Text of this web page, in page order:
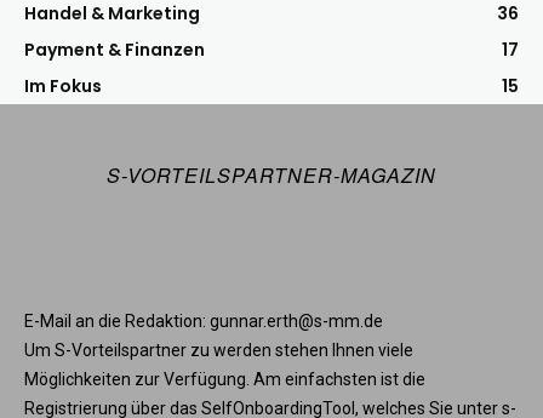
Handel & Marketing
36
Payment & Finanzen
17
Im Fokus
15
S-VORTEILSPARTNER-MAGAZIN
E-Mail an die Redaktion: gunnar.erth@s-mm.de
Um S-Vorteilspartner zu werden stehen Ihnen viele
Möglichkeiten zur Verfügung. Am einfachsten ist die
Registrierung über das SelfOnboardingTool, welches Sie unter s-